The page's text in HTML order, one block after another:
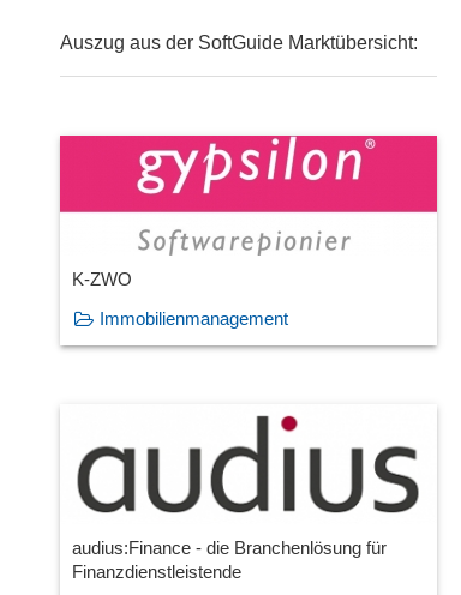
Auszug aus der SoftGuide Marktübersicht:
K-ZWO
Immobilienmanagement
audius:Finance - die Branchenlösung für
Finanzdienstleistende